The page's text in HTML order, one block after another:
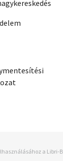
a Libri-